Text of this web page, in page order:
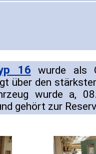
16 wurde als
über den
wurde a,
gehört zur